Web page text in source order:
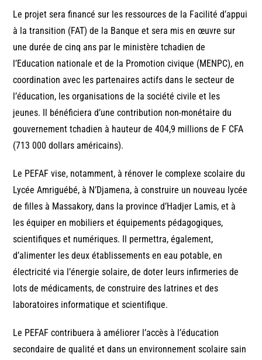
Le projet sera financé sur les ressources de la Facilité d’appui
à la transition (FAT) de la Banque et sera mis en œuvre sur
une durée de cinq ans par le ministère tchadien de
l’Education nationale et de la Promotion civique (MENPC), en
coordination avec les partenaires actifs dans le secteur de
l’éducation, les organisations de la société civile et les
jeunes. Il bénéficiera d’une contribution non-monétaire du
gouvernement tchadien à hauteur de 404,9 millions de F CFA
(713 000 dollars américains).
Le PEFAF vise, notamment, à rénover le complexe scolaire du
Lycée Amriguébé, à N’Djamena, à construire un nouveau lycée
de filles à Massakory, dans la province d’Hadjer Lamis, et à
les équiper en mobiliers et équipements pédagogiques,
scientifiques et numériques. Il permettra, également,
d’alimenter les deux établissements en eau potable, en
électricité via l’énergie solaire, de doter leurs infirmeries de
lots de médicaments, de construire des latrines et des
laboratoires informatique et scientifique.
Le PEFAF contribuera à améliorer l’accès à l’éducation
secondaire de qualité et dans un environnement scolaire sain